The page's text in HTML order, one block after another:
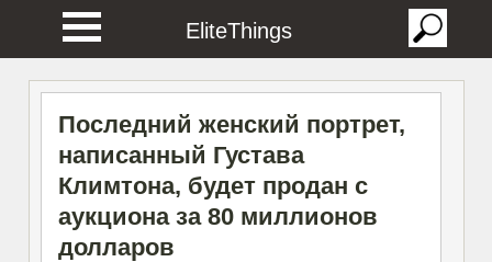
EliteThings
Последний женский портрет,
написанный Густава
Климтона, будет продан с
аукциона за 80 миллионов
долларов